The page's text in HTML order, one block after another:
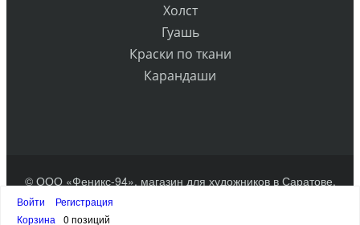
Холст
Гуашь
Краски по ткани
Карандаши
© ООО «Феникс-94», магазин для художников в Саратове.
Войти
Регистрация
Корзина
0 позиций